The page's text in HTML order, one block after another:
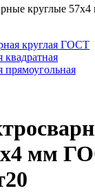
круглые
круглая ГОСТ
квадратная
прямоугольная
мм